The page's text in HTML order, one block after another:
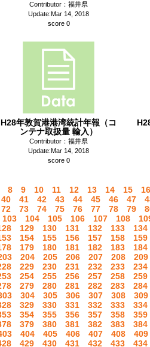
Contributor：福井県
Update:Mar 14, 2018
score 0
H28年敦賀港港湾統計年報（コ
ンテナ取扱量 輸入）
Contributor：福井県
Update:Mar 14, 2018
score 0
8 9 10 11 12 13 14 15 16
40 41 42 43 44 45 46 47
72 73 74 75 76 77 78 79
103 104 105 106 107 108
129 130 131 132 133 134
154 155 156 157 158 159
179 180 181 182 183 184
204 205 206 207 208 209
229 230 231 232 233 234
254 255 256 257 258 259
279 280 281 282 283 284
304 305 306 307 308 309
329 330 331 332 333 334
354 355 356 357 358 359
379 380 381 382 383 384
404 405 406 407 408 409
429 430 431 432 433 434